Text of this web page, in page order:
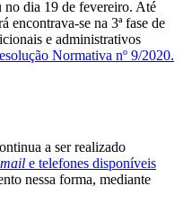
no dia 19 de fevereiro. Até
encontrava-se na 3ª fase de
e administrativos
Normativa nº 9/2020.
a ser realizado
e telefones disponíveis
nessa forma, mediante